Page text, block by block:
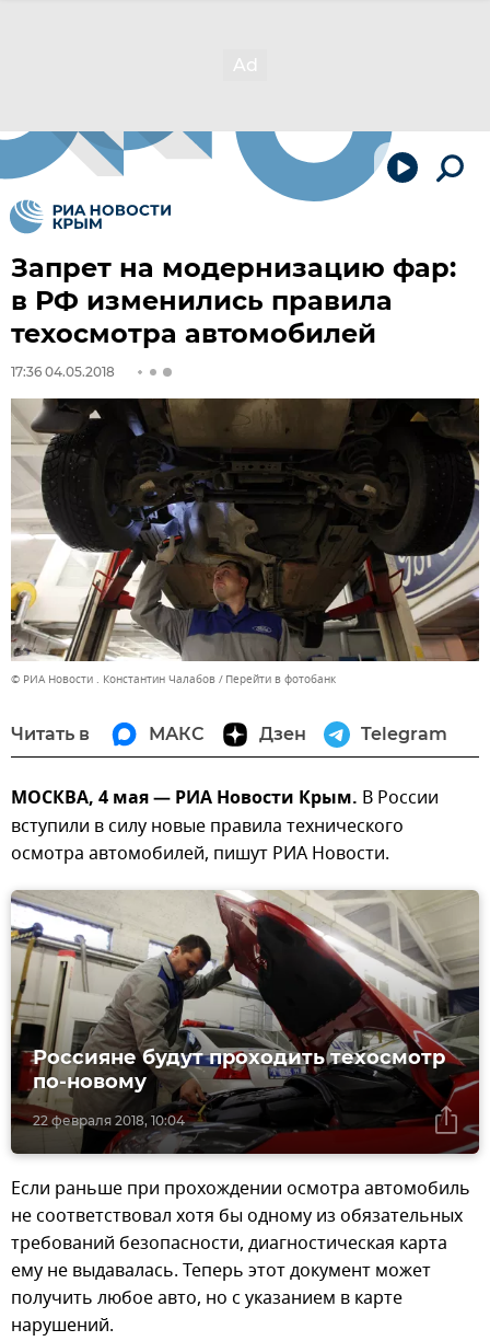
Запрет на модернизацию фар:
в РФ изменились правила
техосмотра автомобилей
17:36 04.05.2018
© РИА Новости . Константин Чалабов Перейти в фотобанк
Читать в МАКС Дзен Telegram
МОСКВА, 4 мая — РИА Новости Крым. В России
вступили в силу новые правила технического
осмотра автомобилей, пишут РИА Новости.
22 февраля 2018, 10:04
Россияне будут проходить техосмотр
по-новому
Если раньше при прохождении осмотра автомобиль
не соответствовал хотя бы одному из обязательных
требований безопасности, диагностическая карта
ему не выдавалась. Теперь этот документ может
получить любое авто, но с указанием в карте
нарушений.